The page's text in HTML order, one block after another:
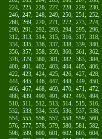
224, 225, 226, 227, 228, 229, 230,
246, 247, 248, 249, 250, 251, 252,
268, 269, 270, 271, 272, 273, 274,
290, 291, 292, 293, 294, 295, 296,
312, 313, 314, 315, 316, 317, 318,
334, 335, 336, 337, 338, 339, 340,
356, 357, 358, 359, 360, 361, 362,
378, 379, 380, 381, 382, 383, 384,
400, 401, 402, 403, 404, 405, 406,
422, 423, 424, 425, 426, 427, 428,
444, 445, 446, 447, 448, 449, 450,
466, 467, 468, 469, 470, 471, 472,
488, 489, 490, 491, 492, 493, 494,
510, 511, 512, 513, 514, 515, 516,
532, 533, 534, 535, 536, 537, 538,
554, 555, 556, 557, 558, 559, 560,
576, 577, 578, 579, 580, 581, 582,
598, 599, 600, 601, 602, 603, 604,